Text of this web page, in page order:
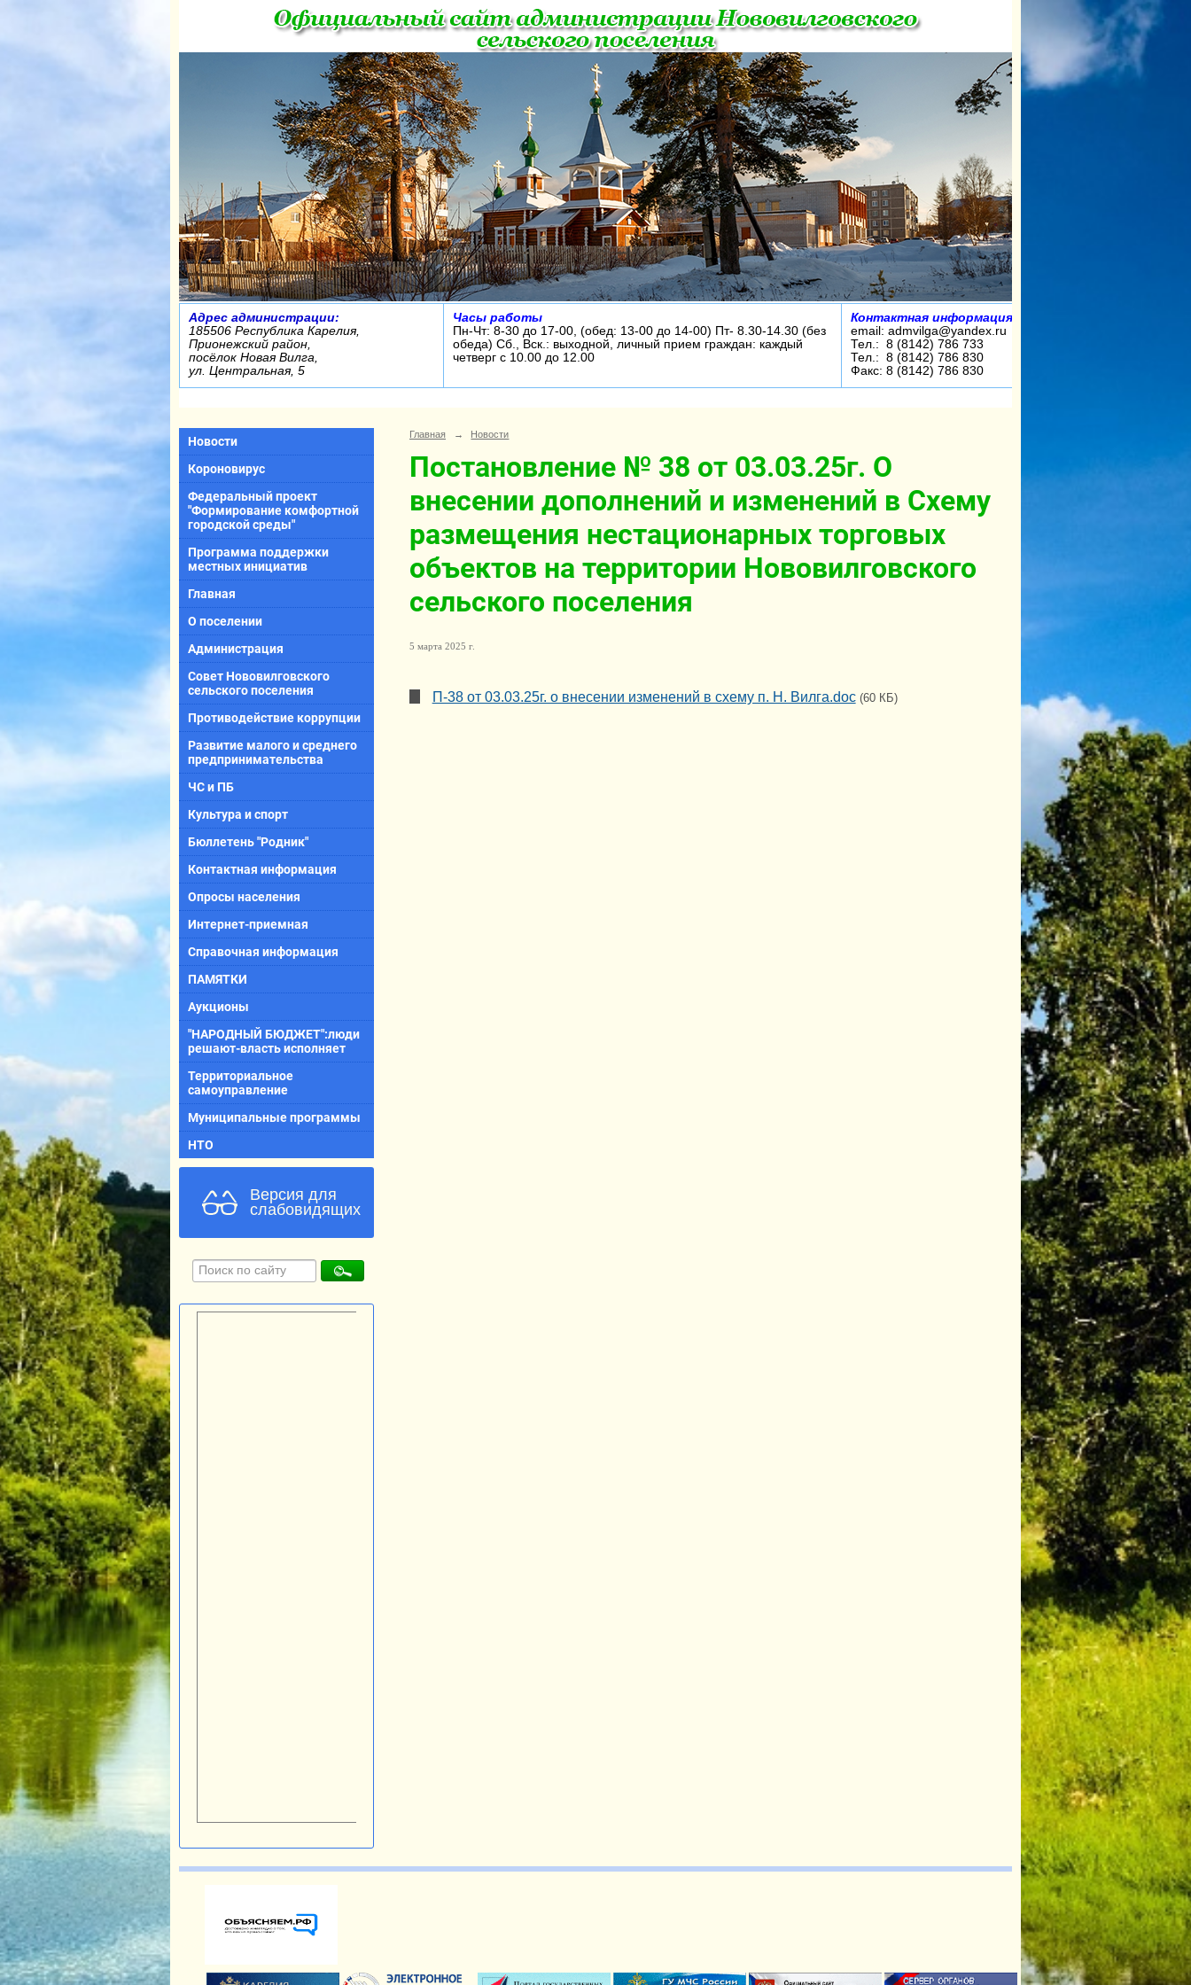
Адрес администрации:
185506 Республика Карелия,
Прионежский район,
посёлок Новая Вилга,
ул. Центральная, 5
Часы работы
Пн-Чт: 8-30 до 17-00, (обед: 13-00 до 14-00) Пт- 8.30-14.30 (без
обеда) Сб., Вск.: выходной, личный прием граждан: каждый
четверг с 10.00 до 12.00
Контактная информация:
email: admvilga@yandex.ru
Тел.: 8 (8142) 786 733
Тел.: 8 (8142) 786 830
Факс: 8 (8142) 786 830
Новости
Короновирус
Федеральный проект
"Формирование комфортной
городской среды"
Программа поддержки
местных инициатив
Главная
О поселении
Администрация
Совет Нововилговского
сельского поселения
Противодействие коррупции
Развитие малого и среднего
предпринимательства
ЧС и ПБ
Культура и спорт
Бюллетень "Родник"
Контактная информация
Опросы населения
Интернет-приемная
Справочная информация
ПАМЯТКИ
Аукционы
"НАРОДНЫЙ БЮДЖЕТ":люди
решают-власть исполняет
Территориальное
самоуправление
Муниципальные программы
НТО
Версия для
слабовидящих
Главная → Новости
Постановление № 38 от 03.03.25г. О
внесении дополнений и изменений в Схему
размещения нестационарных торговых
объектов на территории Нововилговского
сельского поселения
5 марта 2025 г.
П-38 от 03.03.25г. о внесении изменений в схему п. Н. Вилга.doc (60 КБ)